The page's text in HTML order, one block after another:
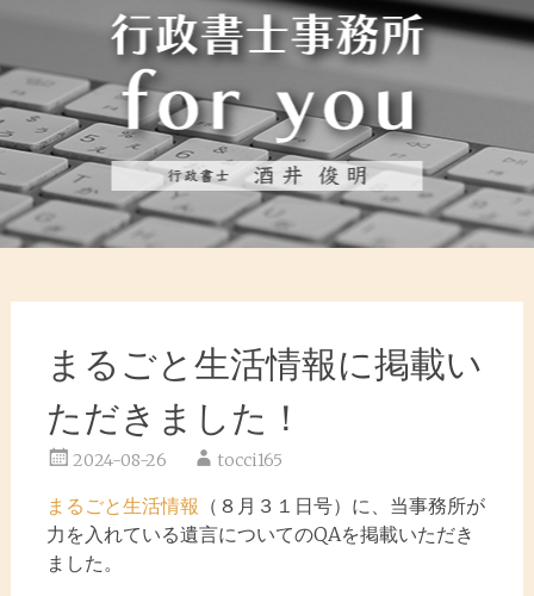
まるごと生活情報に掲載い
ただきました！
2024-08-26 tocci165
まるごと生活情報 （８月３１日号）に、当事務所が
力を入れている遺言についてのQAを掲載いただき
ました。